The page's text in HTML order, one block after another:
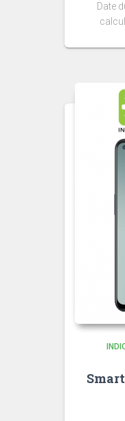
Date
calcul